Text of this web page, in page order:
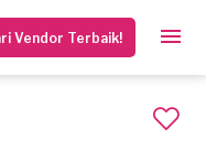
Vendor Terbaik!